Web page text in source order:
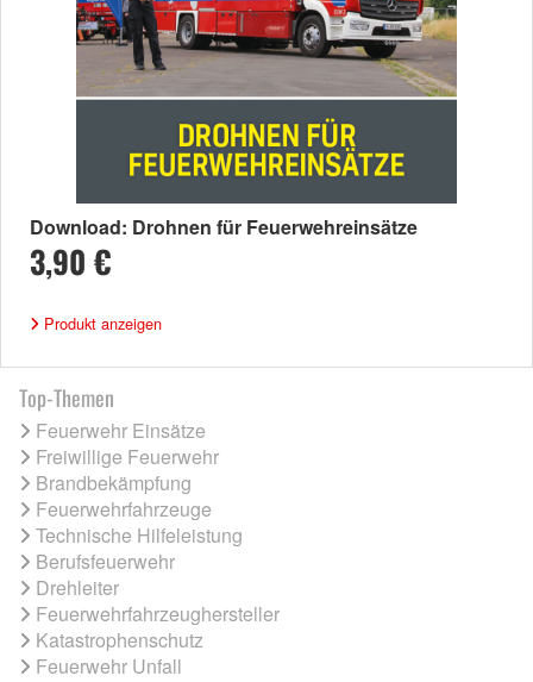
Download: Drohnen für Feuerwehreinsätze
3,90 €
Produkt anzeigen
Top-Themen
Feuerwehr Einsätze
Freiwillige Feuerwehr
Brandbekämpfung
Feuerwehrfahrzeuge
Technische Hilfeleistung
Berufsfeuerwehr
Drehleiter
Feuerwehrfahrzeughersteller
Katastrophenschutz
Feuerwehr Unfall